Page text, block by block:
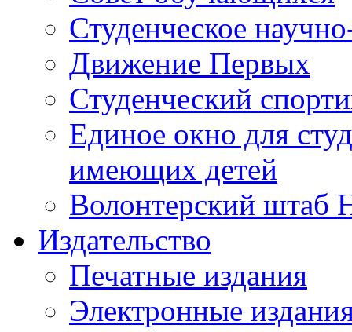
Студенческое
Движение Первых
Студенческий
Единое окно для
имеющих детей
Волонтерский штаб
Издательство
Печатные издания
Электронные